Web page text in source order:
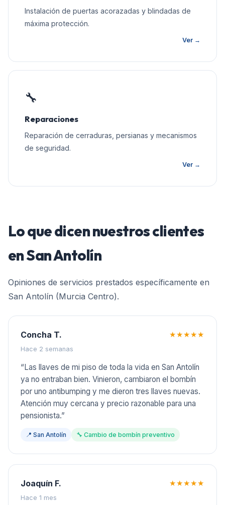
Instalación de puertas acorazadas y blindadas de
máxima protección.
Ver →
🔧
Reparaciones
Reparación de cerraduras, persianas y mecanismos
de seguridad.
Ver →
Lo que dicen nuestros clientes
enSan Antolín
Opiniones de servicios prestados específicamente en
San Antolín (Murcia Centro).
Concha T.
Hace 2 semanas
★★★★★
“Las llaves de mi piso de toda la vida en San Antolín
ya no entraban bien. Vinieron, cambiaron el bombín
por uno antibumping y me dieron tres llaves nuevas.
Atención muy cercana y precio razonable para una
pensionista.”
📍 San Antolín 🔧 Cambio de bombín preventivo
Joaquín F.
Hace 1 mes
★★★★★